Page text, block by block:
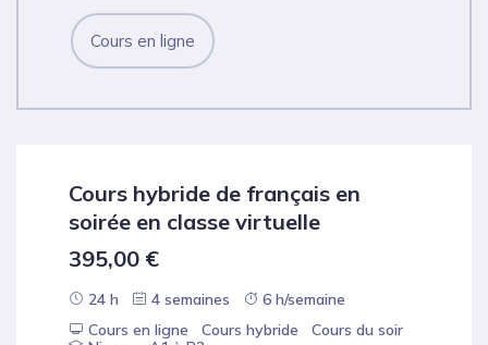
Cours en ligne
Cours hybride de français en
soirée en classe virtuelle
395,00 €
24 h 4 semaines
6 h/semaine
Cours en ligne
Cours hybride
Cours du soir